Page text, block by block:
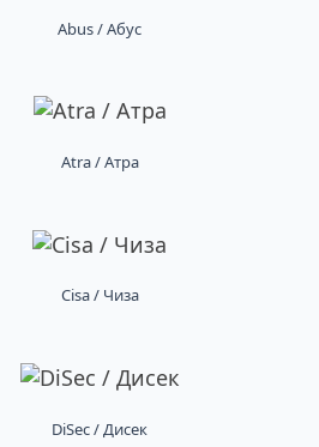
Abus / Абус
Atra / Атра
Cisa / Чиза
DiSec / Дисек